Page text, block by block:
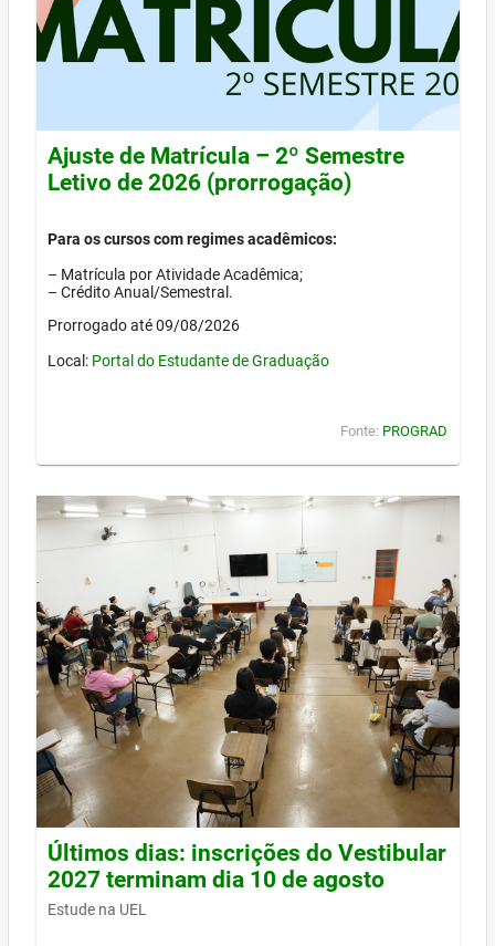
Ajuste de Matrícula – 2º Semestre
Letivo de 2026 (prorrogação)
Para os cursos com regimes acadêmicos:
– Matrícula por Atividade Acadêmica;
– Crédito Anual/Semestral.
Prorrogado até 09/08/2026
Local: Portal do Estudante de Graduação
Fonte: PROGRAD
Últimos dias: inscrições do Vestibular
2027 terminam dia 10 de agosto
Estude na UEL